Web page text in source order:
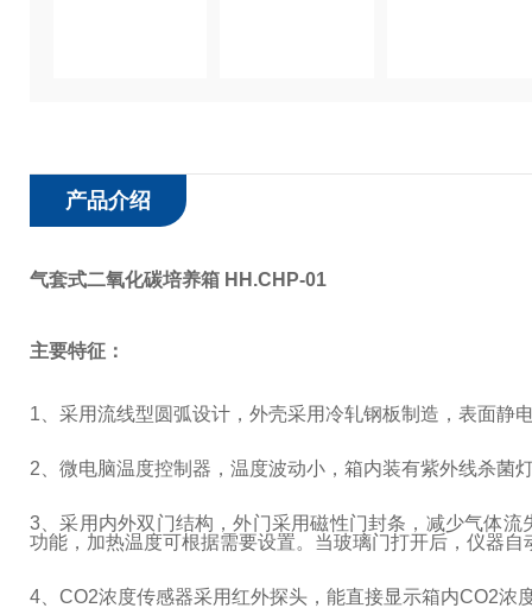
产品介绍
气套式二氧化碳培养箱 HH.CHP-01
主要特征：
1 、采用流线型圆弧设计，外壳采用冷轧钢板制造，表面
2 、微电脑温度控制器，温度波动小，箱内装有紫外线杀
3 、采用内外双门结构，外门采用磁性门封条，减少气体
功能，加热温度可根据需要设置。当玻璃门打开后，仪器
4 CO2浓度传感器采用红外探头，能直接显示箱内CO2浓